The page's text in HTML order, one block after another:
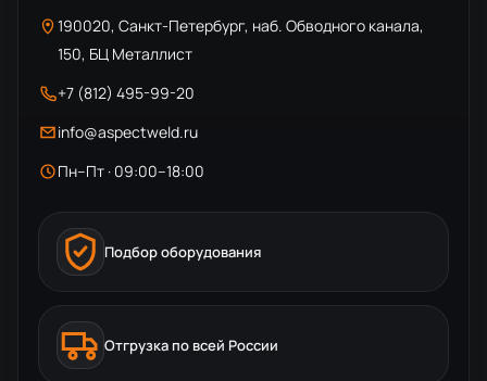
190020, Санкт-Петербург, наб. Обводного канала,
150, БЦ Металлист
+7 (812) 495-99-20
info@aspectweld.ru
Пн–Пт · 09:00–18:00
Подбор оборудования
Отгрузка по всей России